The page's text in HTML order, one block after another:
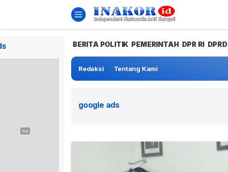
BERITA POLITIK PEMERINTAH DPR RI DPRD
Redaksi Tentang Kami
google ads